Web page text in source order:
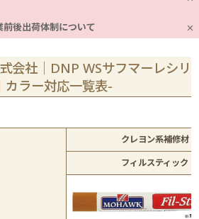
後出荷体制について
会社｜DNP WSサフマーレシリ
カラー対応一覧表-
クレヨン系補修材
フィルスティック